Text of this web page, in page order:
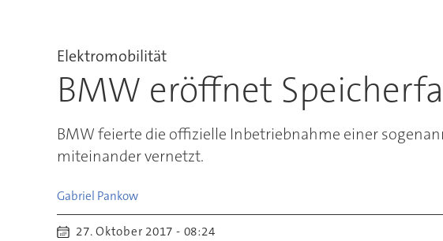
Elektromobilität
BMW eröffnet
BMW feierte die offizielle Inbetriebnahme einer
miteinander vernetzt.
Gabriel Pankow
27. Oktober 2017 - 08:24